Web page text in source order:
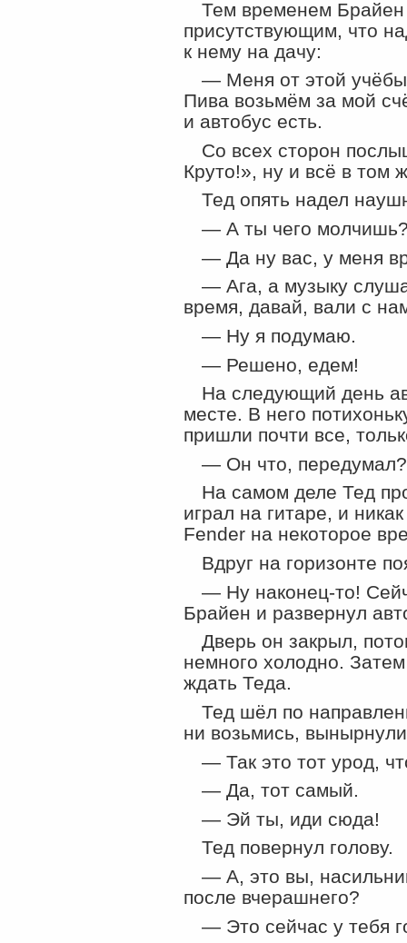
Тем временем
присутствующим, что
к нему на дачу:
— Меня от этой учёбы
Пива возьмём за мой
и автобус есть.
Со всех сторон
Круто!», ну и всё в том
Тед опять надел
— А ты чего
— Да ну вас, у меня
— Ага, а музыку
время, давай, вали с
— Ну я подумаю.
— Решено, едем!
На следующий день
месте. В него
пришли почти все,
— Он что,
На самом деле Тед
играл на гитаре, и
Fender на некоторое
Вдруг на горизонте
— Ну наконец-то!
Брайен и развернул
Дверь он закрыл,
немного холодно.
ждать Теда.
Тед шёл по
ни возьмись,
— Так это тот урод,
— Да, тот самый.
— Эй ты, иди сюда!
Тед повернул голову.
— А, это вы,
после вчерашнего?
— Это сейчас у тебя